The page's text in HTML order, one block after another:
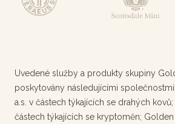
Uvedené služby a produkty skupiny
poskytovány následujícími
a.s. v částech týkajících se drahých kovů;
částech týkajících se kryptoměn; Golden